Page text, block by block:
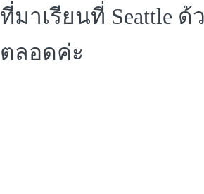
ที่มาเรียนที่ Seattle
ตลอดค่ะ